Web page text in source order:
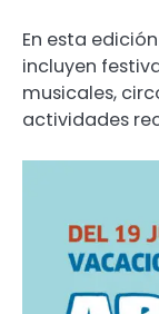
En esta
incluyen
musicales,
actividades